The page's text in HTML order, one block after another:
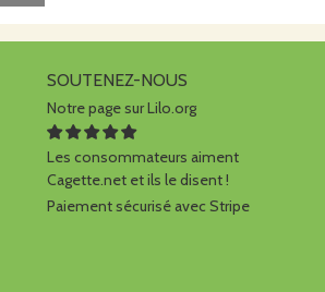
SOUTENEZ-NOUS
Notre page sur Lilo.org
Les consommateurs aiment
Cagette.net et ils le disent !
Paiement sécurisé avec Stripe